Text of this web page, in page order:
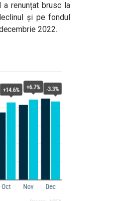
a renunțat brusc la
și pe fondul
2022.